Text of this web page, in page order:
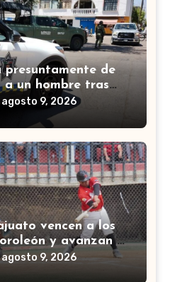
de
un hombre tras
agosto 9, 2026
vencen a los
y avanzan a
agosto 9, 2026